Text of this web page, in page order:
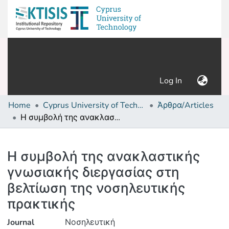
Log In (current)
Home Cyprus University of Technology (Research Output)
Άρθρα/Articles
Η συμβολή της ανακλαστικής γνωσιακής διεργασίας στη βελτίωση της νοσηλευτικής πρακτικής
Η συμβολή της ανακλαστικής
γνωσιακής διεργασίας στη
βελτίωση της νοσηλευτικής
πρακτικής
Journal
Νοσηλευτική